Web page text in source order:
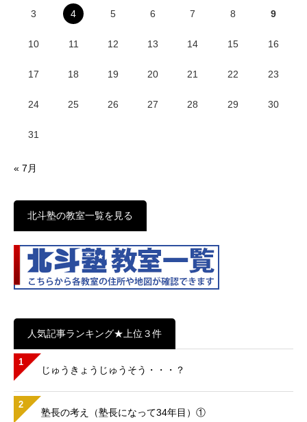
3 4 5 6 7 8 9
10 11 12 13 14 15 16
17 18 19 20 21 22 23
24 25 26 27 28 29 30
31
« 7月
北斗塾の教室一覧を見る
人気記事ランキング★上位３件
1
じゅうきょうじゅうそう・・・？
2
塾長の考え（塾長になって34年目）①